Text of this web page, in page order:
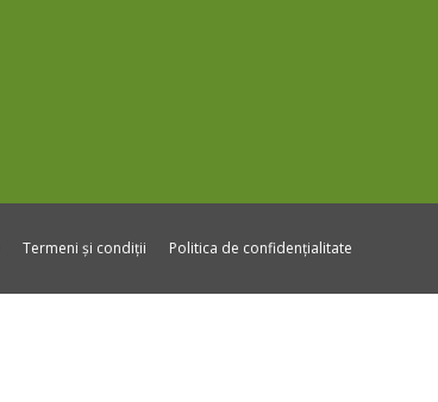
Termeni și condiții Politica de confidențialitate